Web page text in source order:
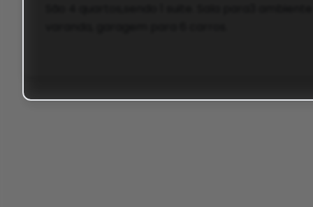
São 4 quartos,sendo 1 suite. Sala para3